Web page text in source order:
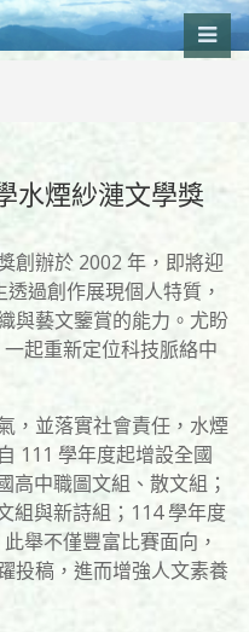
水煙紗漣文學獎
創辦於 2002 年，即將迎
過創作展現個人特質，
與藝文鑒賞的能力。尤盼
起重新定位科技脈絡中
，並落實社會責任，水煙
111 學年度起增設全國
高中職圖文組、散文組；
組與新詩組；114 學年度
舉不僅豐富比賽面向，
投稿，進而增強人文素養